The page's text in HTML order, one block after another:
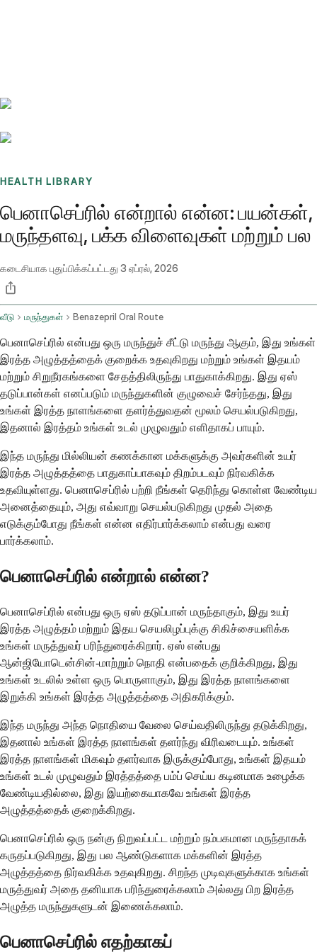
HEALTH LIBRARY
பெனாசெப்ரில் என்றால் என்ன: பயன்கள்,
மருந்தளவு, பக்க விளைவுகள் மற்றும் பல
கடைசியாக புதுப்பிக்கப்பட்டது 3 ஏப்ரல், 2026
வீடு மருந்துகள் Benazepril Oral Route
பெனாசெப்ரில் என்பது ஒரு மருந்துச் சீட்டு மருந்து ஆகும், இது உங்கள்
இரத்த அழுத்தத்தைக் குறைக்க உதவுகிறது மற்றும் உங்கள் இதயம்
மற்றும் சிறுநீரகங்களை சேதத்திலிருந்து பாதுகாக்கிறது. இது ஏஸ்
தடுப்பான்கள் எனப்படும் மருந்துகளின் குழுவைச் சேர்ந்தது, இது
உங்கள் இரத்த நாளங்களை தளர்த்துவதன் மூலம் செயல்படுகிறது,
இதனால் இரத்தம் உங்கள் உடல் முழுவதும் எளிதாகப் பாயும்.
இந்த மருந்து மில்லியன் கணக்கான மக்களுக்கு அவர்களின் உயர்
இரத்த அழுத்தத்தை பாதுகாப்பாகவும் திறம்படவும் நிர்வகிக்க
உதவியுள்ளது. பெனாசெப்ரில் பற்றி நீங்கள் தெரிந்து கொள்ள வேண்டிய
அனைத்தையும், அது எவ்வாறு செயல்படுகிறது முதல் அதை
எடுக்கும்போது நீங்கள் என்ன எதிர்பார்க்கலாம் என்பது வரை
பார்க்கலாம்.
பெனாசெப்ரில் என்றால் என்ன?
பெனாசெப்ரில் என்பது ஒரு ஏஸ் தடுப்பான் மருந்தாகும், இது உயர்
இரத்த அழுத்தம் மற்றும் இதய செயலிழப்புக்கு சிகிச்சையளிக்க
உங்கள் மருத்துவர் பரிந்துரைக்கிறார். ஏஸ் என்பது
ஆன்ஜியோடென்சின்-மாற்றும் நொதி என்பதைக் குறிக்கிறது, இது
உங்கள் உடலில் உள்ள ஒரு பொருளாகும், இது இரத்த நாளங்களை
இறுக்கி உங்கள் இரத்த அழுத்தத்தை அதிகரிக்கும்.
இந்த மருந்து அந்த நொதியை வேலை செய்வதிலிருந்து தடுக்கிறது,
இதனால் உங்கள் இரத்த நாளங்கள் தளர்ந்து விரிவடையும். உங்கள்
இரத்த நாளங்கள் மிகவும் தளர்வாக இருக்கும்போது, ​​உங்கள் இதயம்
உங்கள் உடல் முழுவதும் இரத்தத்தை பம்ப் செய்ய கடினமாக உழைக்க
வேண்டியதில்லை, இது இயற்கையாகவே உங்கள் இரத்த
அழுத்தத்தைக் குறைக்கிறது.
பெனாசெப்ரில் ஒரு நன்கு நிறுவப்பட்ட மற்றும் நம்பகமான மருந்தாகக்
கருதப்படுகிறது, இது பல ஆண்டுகளாக மக்களின் இரத்த
அழுத்தத்தை நிர்வகிக்க உதவுகிறது. சிறந்த முடிவுகளுக்காக உங்கள்
மருத்துவர் அதை தனியாக பரிந்துரைக்கலாம் அல்லது பிற இரத்த
அழுத்த மருந்துகளுடன் இணைக்கலாம்.
பெனாசெப்ரில் எதற்காகப்